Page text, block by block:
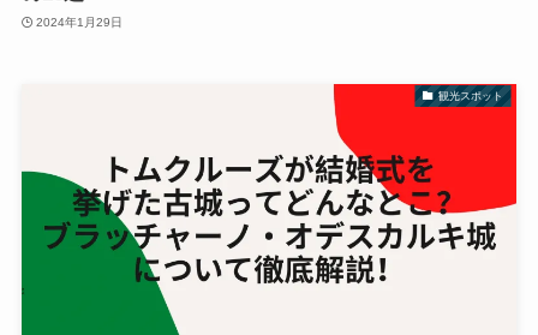
2024年1月29日
観光スポット